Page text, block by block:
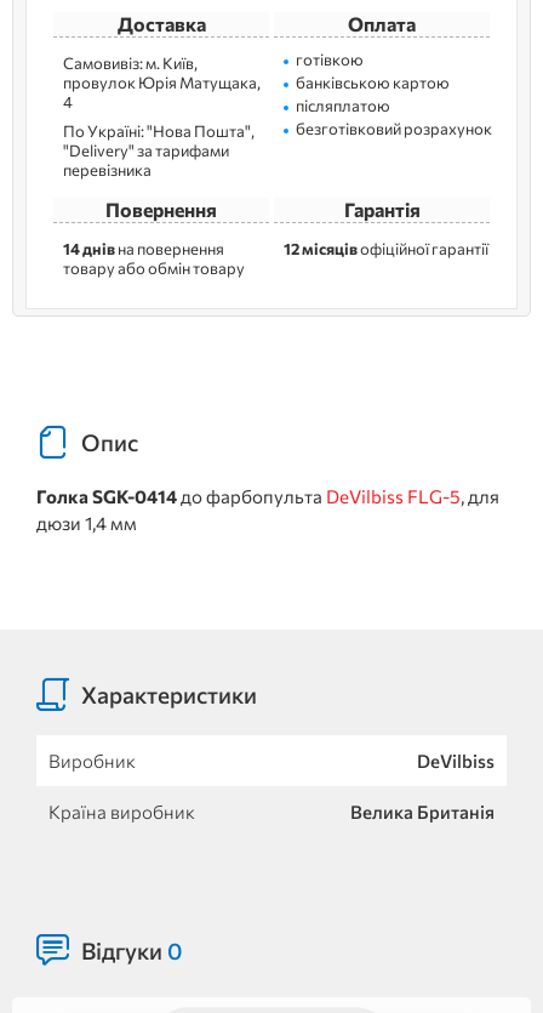
Доставка
Самовивіз: м. Kиїв,
провулок Юрія Матущака,
4
По Україні: "Нова Пошта",
"Delivery" за тарифами
перевізника
Оплата
готівкою
банківською картою
післяплатою
безготівковий розрахунок
Повернення
14 днівна повернення
товару або обмін товару
Гарантія
12 місяцівофіційної гарантії
Опис
Голка SGK-0414 до фарбопульта DeVilbiss FLG-5, для
дюзи 1,4 мм
Характеристики
Виробник DeVilbiss
Країна виробник Велика Британія
Відгуки 0